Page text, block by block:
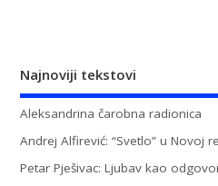
Najnoviji tekstovi
Aleksandrina čarobna radionica
Andrej Alfirević: “Svetlo” u Novoj
Petar Pješivac: Ljubav kao